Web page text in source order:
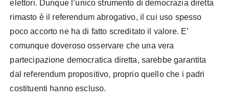
elettori. Dunque l’unico strumento di democrazia diretta
rimasto è il referendum abrogativo, il cui uso spesso
poco accorto ne ha di fatto screditato il valore. E’
comunque doveroso osservare che una vera
partecipazione democratica diretta, sarebbe garantita
dal referendum propositivo, proprio quello che i padri
costituenti hanno escluso.